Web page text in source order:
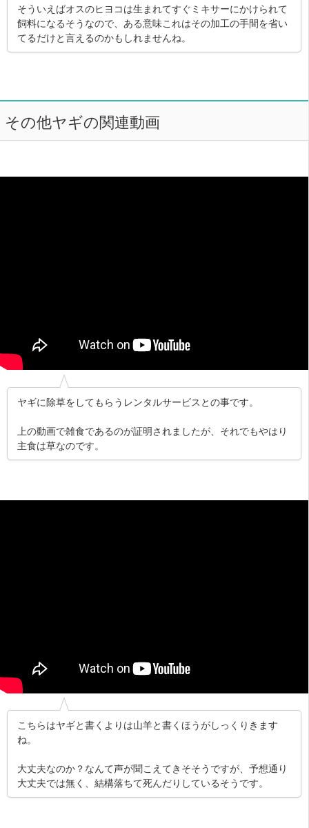
そういえばオスのヒヨコは生まれてすぐミキサーにかけられて
飼料になるそうなので、ある意味これはその加工の手間を省い
てるだけと言えるのかもしれませんね。
その他ヤギの関連動画
ヤギに除草をしてもらうレンタルサービスとの事です。
上の動画で雑食であるのが証明されましたが、それでもやはり
主食は草なのです。
こちらはヤギと書くよりは山羊と書くほうがしっくりきます
ね。
大丈夫なのか？なんて声が聞こえてきそそうですが、予想通り
大丈夫では無く、結構落ちて死んだりしているそうです。